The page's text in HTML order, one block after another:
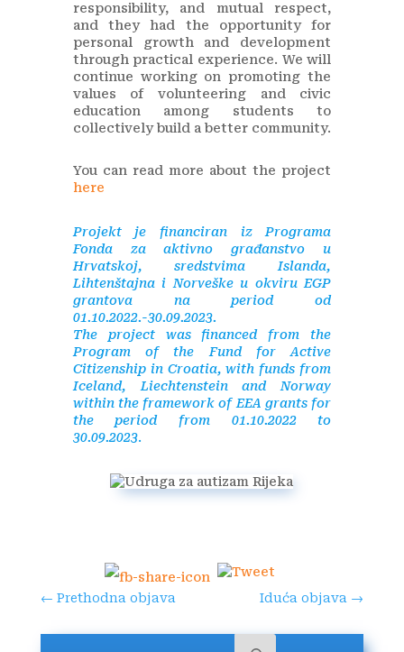
responsibility, and mutual respect,
and they had the opportunity for
personal growth and development
through practical experience. We will
continue working on promoting the
values of volunteering and civic
education among students to
collectively build a better community.
You can read more about the project
here
Projekt je financiran iz Programa
Fonda za aktivno građanstvo u
Hrvatskoj, sredstvima Islanda,
Lihtenštajna i Norveške u okviru EGP
grantova na period od
01.10.2022.-30.09.2023.
The project was financed from the
Program of the Fund for Active
Citizenship in Croatia, with funds from
Iceland, Liechtenstein and Norway
within the framework of EEA grants for
the period from 01.10.2022 to
30.09.2023.
← Prethodna objava Iduća objava →